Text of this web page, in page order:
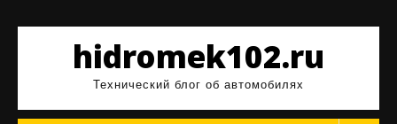
содержимомуhidromek102.ru
Технический блог об автомобилях